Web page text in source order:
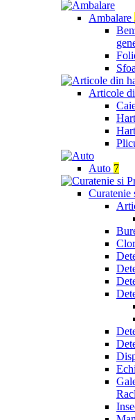
Ambalare
Articole
Auto 7
Curatenie